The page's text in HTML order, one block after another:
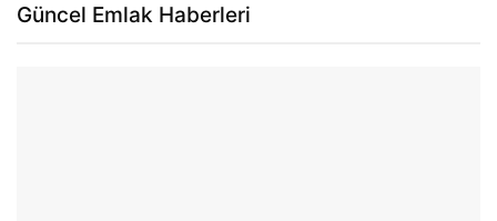
Güncel Emlak Haberleri